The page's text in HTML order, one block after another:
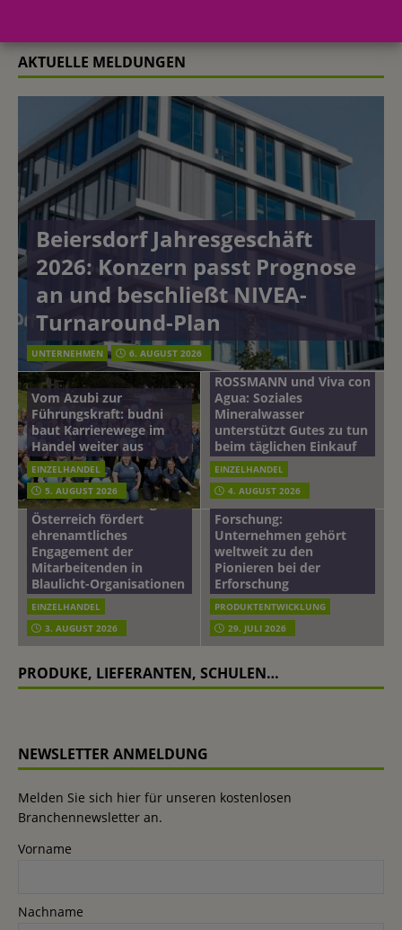
AKTUELLE MELDUNGEN
Beiersdorf Jahresgeschäft
2026: Konzern passt Prognose
an und beschließt NIVEA-
Turnaround-Plan
UNTERNEHMEN 6. AUGUST 2026
Vom Azubi zur
Führungskraft: budni
baut Karrierewege im
Handel weiter aus
EINZELHANDEL
5. AUGUST 2026
ROSSMANN und Viva con
Agua: Soziales
Mineralwasser
unterstützt Gutes zu tun
beim täglichen Einkauf
EINZELHANDEL
4. AUGUST 2026
mehr vom leben tag: dm
Österreich fördert
ehrenamtliches
Engagement der
Mitarbeitenden in
Blaulicht-Organisationen
EINZELHANDEL
3. AUGUST 2026
Beiersdorf
Hautmikrobiom-
Forschung:
Unternehmen gehört
weltweit zu den
Pionieren bei der
Erforschung
PRODUKTENTWICKLUNG
29. JULI 2026
PRODUKE, LIEFERANTEN, SCHULEN…
NEWSLETTER ANMELDUNG
Melden Sie sich hier für unseren kostenlosen
Branchennewsletter an.
Vorname
Nachname